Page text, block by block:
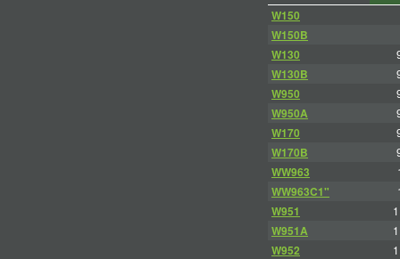
W150
W150B
W130
W130B
W950
W950A
W170
W170B
WW963
WW963C1"
W951
W951A
W952